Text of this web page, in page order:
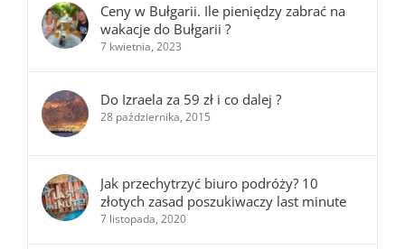
Ceny w Bułgarii. Ile pieniędzy zabrać na
wakacje do Bułgarii ?
7 kwietnia, 2023
Do Izraela za 59 zł i co dalej ?
28 października, 2015
Jak przechytrzyć biuro podróży? 10
złotych zasad poszukiwaczy last minute
7 listopada, 2020